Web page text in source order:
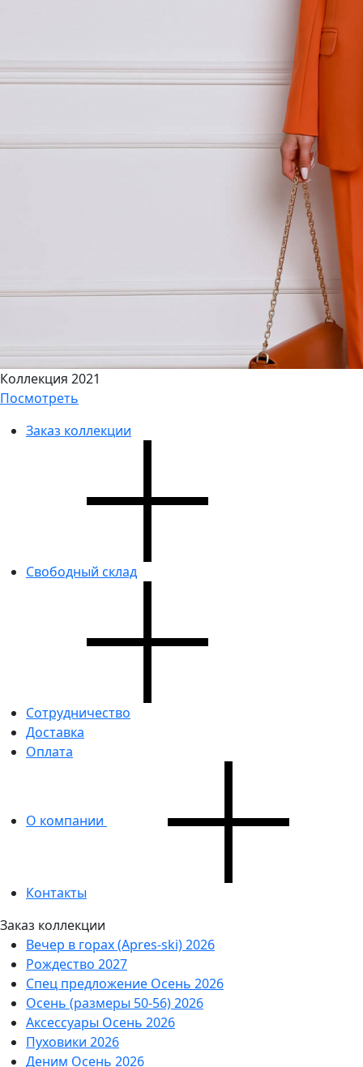
Коллекция 2021
Посмотреть
Заказ коллекции
Свободный склад
Сотрудничество
Доставка
Оплата
О компании
Контакты
Заказ коллекции
Вечер в горах (Apres-ski) 2026
Рождество 2027
Спец предложение Осень 2026
Осень (размеры 50-56) 2026
Аксессуары Осень 2026
Пуховики 2026
Деним Осень 2026